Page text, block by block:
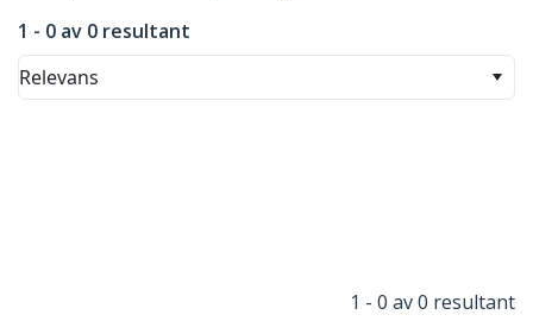
1 - 0 av 0 resultant
Relevans
1 - 0 av 0 resultant